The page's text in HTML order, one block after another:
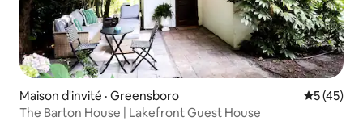
Maison d'invité · Greensboro Note
5 (45)
The Barton House | Lakefront Guest House